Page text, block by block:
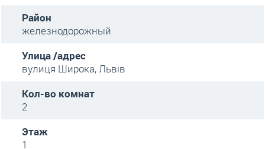
Район
железнодорожный
Улица /адрес
вулиця Широка, Львів
Кол-во комнат
2
Этаж
1